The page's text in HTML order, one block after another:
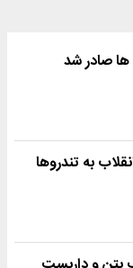
صادر شد
به تندروها